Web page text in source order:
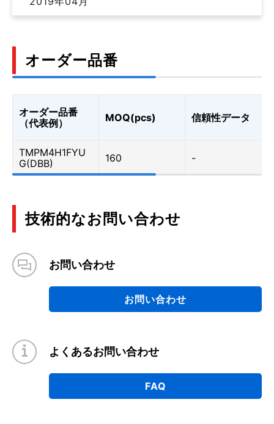
オーダー品番
オーダー品番
（代表例）
MOQ(pcs) 信頼性データ
TMPM4H1FYU
G(DBB)
160 -
技術的なお問い合わせ
お問い合わせ
お問い合わせ
よくあるお問い合わせ
FAQ